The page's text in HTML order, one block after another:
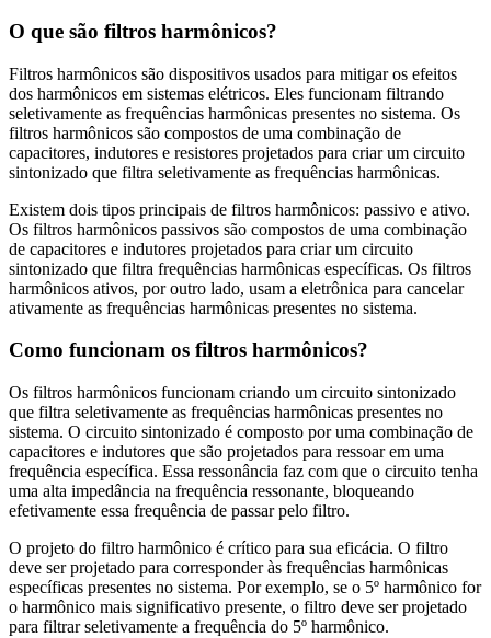
O que são filtros harmônicos?
Filtros harmônicos são dispositivos usados para mitigar os efeitos
dos harmônicos em sistemas elétricos. Eles funcionam filtrando
seletivamente as frequências harmônicas presentes no sistema. Os
filtros harmônicos são compostos de uma combinação de
capacitores, indutores e resistores projetados para criar um circuito
sintonizado que filtra seletivamente as frequências harmônicas.
Existem dois tipos principais de filtros harmônicos: passivo e ativo.
Os filtros harmônicos passivos são compostos de uma combinação
de capacitores e indutores projetados para criar um circuito
sintonizado que filtra frequências harmônicas específicas. Os filtros
harmônicos ativos, por outro lado, usam a eletrônica para cancelar
ativamente as frequências harmônicas presentes no sistema.
Como funcionam os filtros harmônicos?
Os filtros harmônicos funcionam criando um circuito sintonizado
que filtra seletivamente as frequências harmônicas presentes no
sistema. O circuito sintonizado é composto por uma combinação de
capacitores e indutores que são projetados para ressoar em uma
frequência específica. Essa ressonância faz com que o circuito tenha
uma alta impedância na frequência ressonante, bloqueando
efetivamente essa frequência de passar pelo filtro.
O projeto do filtro harmônico é crítico para sua eficácia. O filtro
deve ser projetado para corresponder às frequências harmônicas
específicas presentes no sistema. Por exemplo, se o 5º harmônico for
o harmônico mais significativo presente, o filtro deve ser projetado
para filtrar seletivamente a frequência do 5º harmônico.